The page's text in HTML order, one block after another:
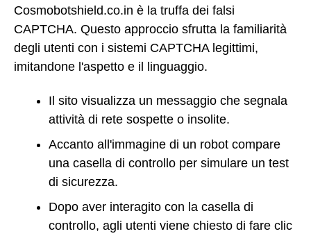
Cosmobotshield.co.in è la truffa dei falsi
CAPTCHA. Questo approccio sfrutta la familiarità
degli utenti con i sistemi CAPTCHA legittimi,
imitandone l'aspetto e il linguaggio.
Il sito visualizza un messaggio che segnala
attività di rete sospette o insolite.
Accanto all'immagine di un robot compare
una casella di controllo per simulare un test
di sicurezza.
Dopo aver interagito con la casella di
controllo, agli utenti viene chiesto di fare clic